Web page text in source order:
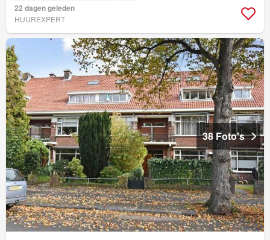
22 dagen geleden
HUUREXPERT
38 Foto's